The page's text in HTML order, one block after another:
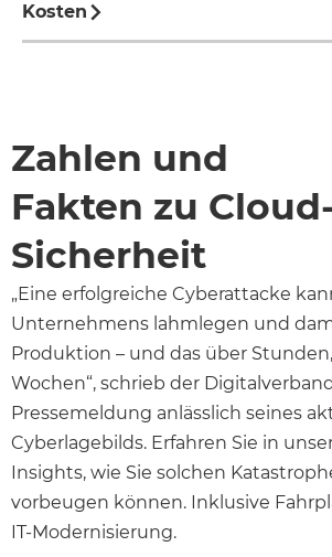
Kosten
Zahlen und
Fakten zu Cloud-
Sicherheit
„Eine erfolgreiche Cyberattacke
Unternehmens lahmlegen und
Produktion – und das über
Wochen“, schrieb der
Pressemeldung anlässlich seines
Cyberlagebilds. Erfahren Sie in
Insights, wie Sie solchen
vorbeugen können. Inklusive
IT-Modernisierung.